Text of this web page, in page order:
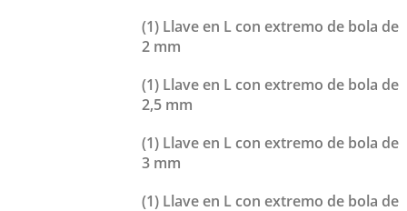
(1) Llave en L con extremo de bola de
2 mm
(1) Llave en L con extremo de bola de
2,5 mm
(1) Llave en L con extremo de bola de
3 mm
(1) Llave en L con extremo de bola de